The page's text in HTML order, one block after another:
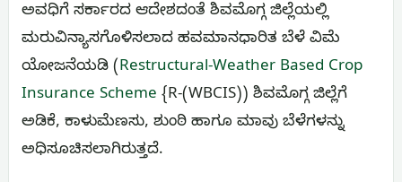
ಅವಧಿಗೆ ಸರ್ಕಾರದ ಆದೇಶದಂತೆ ಶಿವಮೊಗ್ಗ ಜಿಲ್ಲೆಯಲ್ಲಿ
ಮರುವಿನ್ಯಾಸಗೊಳಿಸಲಾದ ಹವಮಾನಧಾರಿತ ಬೆಳೆ ವಿಮೆ
ಯೋಜನೆಯಡಿ (Restructural-Weather Based Crop
Insurance Scheme {R-(WBCIS)) ಶಿವಮೊಗ್ಗ ಜಿಲ್ಲೆಗೆ
ಅಡಿಕೆ, ಕಾಳುಮೆಣಸು, ಶುಂಠಿ ಹಾಗೂ ಮಾವು ಬೆಳೆಗಳನ್ನು
ಅಧಿಸೂಚಿಸಲಾಗಿರುತ್ತದೆ.